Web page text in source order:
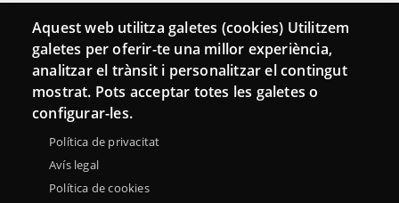
Conecta
Contacto
Hemeroteca
Aquest web utilitza galetes (cookies) Utilitzem
galetes per oferir-te una millor experiència,
analitzar el trànsit i personalitzar el contingut
mostrat. Pots acceptar totes les galetes o
configurar-les.
Política de privacitat
Avís legal
Política de cookies